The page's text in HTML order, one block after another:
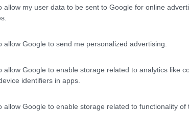
allow my user data to be sent to Google for online
allow Google to send me personalized advertising.
allow Google to enable storage related to analytics like
identifiers in apps.
allow Google to enable storage related to functionality of
scusa a prescindere. Il periodo è purtroppo i primi di agosto...
a Finale che pareva una trollata. Ma a questo punto
sull’Aurelia di notte, prima di Finale. Bisogna